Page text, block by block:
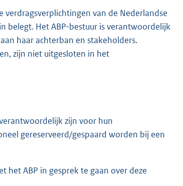
van de Nederlandse
belegt. Het ABP-bestuur is verantwoordelijk
haar achterban en stakeholders.
zijn niet uitgesloten in het
zijn voor hun
gereserveerd/gespaard worden bij een
het ABP in gesprek te gaan over deze